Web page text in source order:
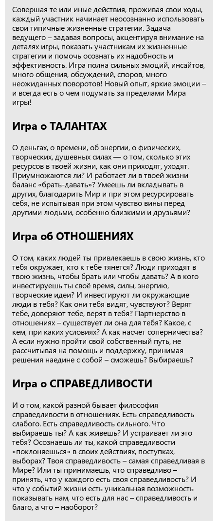
Совершая те или иные действия, проживая свои ходы,
каждый участник начинает неосознанно использовать
свои типичные жизненные стратегии. Задача
ведущего – задавая вопросы, акцентируя внимание на
деталях игры, показать участникам их жизненные
стратегии и помочь осознать их надобность и
эффективность. Игра полна сильных эмоций, инсайтов,
много общения, обсуждений, споров, много
неожиданных поворотов! Новый опыт, яркие эмоции –
и всегда есть о чем подумать за пределами Мира
игры!
Игра о ТАЛАНТАХ
О деньгах, о времени, об энергии, о физических,
творческих, душевных силах — о том, сколько этих
ресурсов в твоей жизни, как они приходят, уходят.
Приумножаются ли? И работает ли в твоей жизни
баланс «брать-давать»? Умеешь ли вкладывать в
других, благодарить Мир и при этом ресурсировать
себя, не испытывая при этом чувство вины перед
другими людьми, особенно близкими и друзьями?
Игра об ОТНОШЕНИЯХ
О том, каких людей ты привлекаешь в свою жизнь, кто
тебя окружает, кто к тебе тянется? Люди приходят в
твою жизнь, чтобы брать или чтобы давать? А в кого
инвестируешь ты своё время, силы, энергию,
творческие идеи? И инвестируют ли окружающие
люди в тебя? Как они тебя видят, чувствуют? Верят
тебе, доверяют тебе, верят в тебя? Партнерство в
отношениях – существует ли она для тебя? Какое, с
кем, при каких условиях? А как насчет соперничества?
А если нужно пройти свой собственный путь, не
рассчитывая на помощь и поддержку, принимая
решения наедине с собой – сможешь? Выбираешь?
Игра о СПРАВЕДЛИВОСТИ
И о том, какой разной бывает философия
справедливости в отношениях. Есть справедливость
слабого. Есть справедливость сильного. Что
выбираешь ты? А как живешь? И устраивает ли это
тебя? Осознаешь ли ты, какой справедливости
«поклоняешься» в своих действиях, поступках,
выборах? Твоя справедливость – самая справедливая в
Мире? Или ты принимаешь, что справедливо –
принять, что у каждого есть своя справедливость? И
что у событий жизни есть уникальная возможность
показывать нам, что есть для нас – справедливость и
благо, а что – наоборот?